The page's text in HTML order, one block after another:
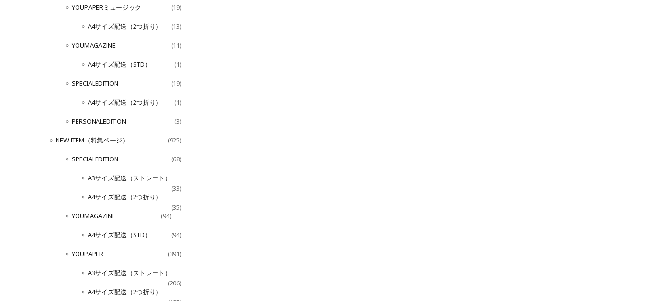
YOUPAPERミュージック (19)
A4サイズ配送（2つ折り） (13)
YOUMAGAZINE (11)
A4サイズ配送（STD） (1)
SPECIALEDITION (19)
A4サイズ配送（2つ折り） (1)
PERSONALEDITION (3)
NEW ITEM（特集ページ） (925)
SPECIALEDITION (68)
A3サイズ配送（ストレート）
(33)
A4サイズ配送（2つ折り）
(35)
YOUMAGAZINE
(94)
A4サイズ配送（STD） (94)
YOUPAPER (391)
A3サイズ配送（ストレート）
(206)
A4サイズ配送（2つ折り）